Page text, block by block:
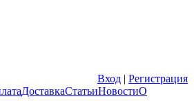
Вход | Регистрация
ДоставкаСтатьиНовостиО